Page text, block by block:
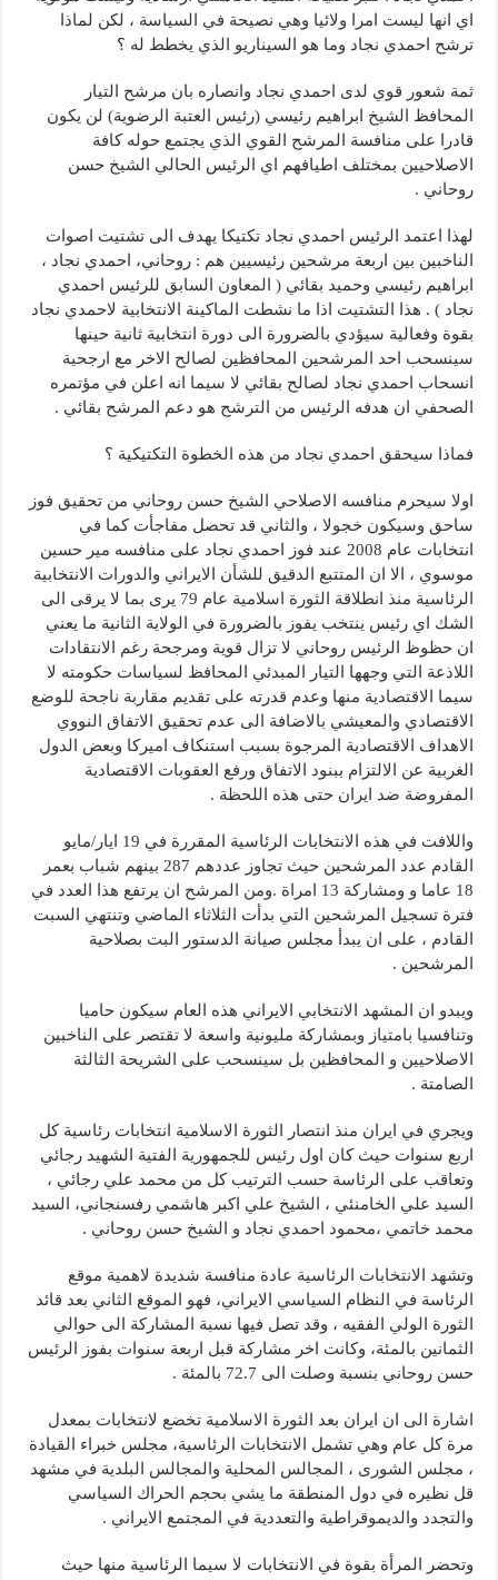
اي انها ليست امرا ولائيا وهي نصيحة في السياسة ، لكن لماذا
ترشح احمدي نجاد وما هو السيناريو الذي يخطط له ؟
ثمة شعور قوي لدى احمدي نجاد وانصاره بان مرشح التيار
المحافظ الشيخ ابراهيم رئيسي (رئيس العتبة الرضوية) لن يكون
قادرا على منافسة المرشح القوي الذي يجتمع حوله كافة
الاصلاحيين بمختلف اطيافهم اي الرئيس الحالي الشيخ حسن
روحاني .
لهذا اعتمد الرئيس احمدي نجاد تكتيكا يهدف الى تشتيت اصوات
الناخبين بين اربعة مرشحين رئيسيين هم : روحاني، احمدي نجاد ،
ابراهيم رئيسي وحميد بقائي ( المعاون السابق للرئيس احمدي
نجاد ) . هذا التشتيت اذا ما نشطت الماكينة الانتخابية لاحمدي نجاد
بقوة وفعالية سيؤدي بالضرورة الى دورة انتخابية ثانية حينها
سينسحب احد المرشحين المحافظين لصالح الاخر مع ارجحية
انسحاب احمدي نجاد لصالح بقائي لا سيما انه اعلن في مؤتمره
الصحفي ان هدفه الرئيس من الترشح هو دعم المرشح بقائي .
فماذا سيحقق احمدي نجاد من هذه الخطوة التكتيكية ؟
اولا سيحرم منافسه الاصلاحي الشيخ حسن روحاني من تحقيق فوز
ساحق وسيكون خجولا ، والثاني قد تحصل مفاجأت كما في
انتخابات عام 2008 عند فوز احمدي نجاد على منافسه مير حسين
موسوي ، الا ان المتتبع الدقيق للشأن الايراني والدورات الانتخابية
الرئاسية منذ انطلاقة الثورة اسلامية عام 79 يرى بما لا يرقى الى
الشك اي رئيس ينتخب يفوز بالضرورة في الولاية الثانية ما يعني
ان حظوظ الرئيس روحاني لا تزال قوية ومرجحة رغم الانتقادات
اللاذعة التي وجهها التيار المبدئي المحافظ لسياسات حكومته لا
سيما الاقتصادية منها وعدم قدرته على تقديم مقاربة ناجحة للوضع
الاقتصادي والمعيشي بالاضافة الى عدم تحقيق الاتفاق النووي
الاهداف الاقتصادية المرجوة بسبب استنكاف اميركا وبعض الدول
الغربية عن الالتزام ببنود الاتفاق ورفع العقوبات الاقتصادية
المفروضة ضد ايران حتى هذه اللحظة .
واللافت في هذه الانتخابات الرئاسية المقررة في 19 ايار/مايو
القادم عدد المرشحين حيث تجاوز عددهم 287 بينهم شباب بعمر
18 عاما و ومشاركة 13 امراة .ومن المرشح ان يرتفع هذا العدد في
فترة تسجيل المرشحين التي بدأت الثلاثاء الماضي وتنتهي السبت
القادم ، على ان يبدأ مجلس صيانة الدستور البت بصلاحية
المرشحين .
ويبدو ان المشهد الانتخابي الايراني هذه العام سيكون حاميا
وتنافسيا بامتياز وبمشاركة مليونية واسعة لا تقتصر على الناخبين
الاصلاحيين و المحافظين بل سينسحب على الشريحة الثالثة
الصامتة .
ويجري في ايران منذ انتصار الثورة الاسلامية انتخابات رئاسية كل
اربع سنوات حيث كان اول رئيس للجمهورية الفتية الشهيد رجائي
وتعاقب على الرئاسة حسب الترتيب كل من محمد علي رجائي ،
السيد علي الخامنئي ، الشيخ علي اكبر هاشمي رفسنجاني، السيد
محمد خاتمي ،محمود احمدي نجاد و الشيخ حسن روحاني .
وتشهد الانتخابات الرئاسية عادة منافسة شديدة لاهمية موقع
الرئاسة في النظام السياسي الايراني، فهو الموقع الثاني بعد قائد
الثورة الولي الفقيه ، وقد تصل فيها نسبة المشاركة الى حوالي
الثمانين بالمئة، وكانت اخر مشاركة قبل اربعة سنوات بفوز الرئيس
حسن روحاني بنسبة وصلت الى 72.7 بالمئة .
اشارة الى ان ايران بعد الثورة الاسلامية تخضع لانتخابات بمعدل
مرة كل عام وهي تشمل الانتخابات الرئاسية، مجلس خبراء القيادة
، مجلس الشورى ، المجالس المحلية والمجالس البلدية في مشهد
قل نظيره في دول المنطقة ما يشي بحجم الحراك السياسي
والتجدد والديموقراطية والتعددية في المجتمع الايراني .
وتحضر المرأة بقوة في الانتخابات لا سيما الرئاسية منها حيث